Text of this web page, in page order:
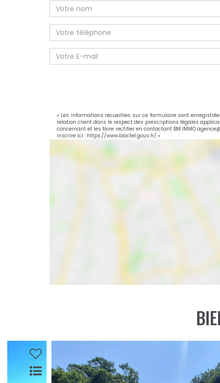
« Les informations recueillies sur ce formulaire sont
relation client dans le respect des prescriptions légales
concernant et les faire rectifier en contactant BM IMMO
inscrire ici : https://www.bloctel.gouv.fr/ »